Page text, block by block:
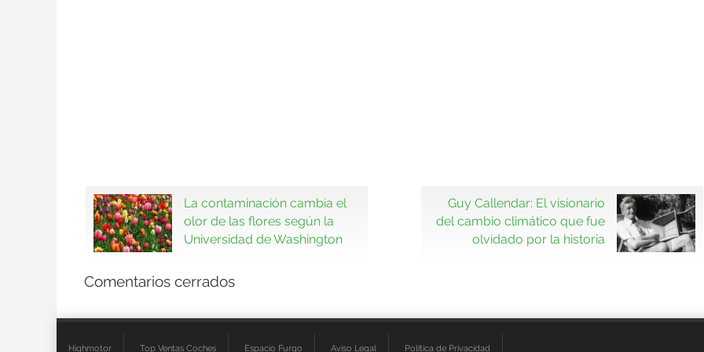
La contaminación cambia el
olor de las flores según la
Universidad de Washington
Guy Callendar: El visionario
del cambio climático que fue
olvidado por la historia
Comentarios cerrados
Highmotor Top Ventas Coches Espacio Furgo Aviso Legal Política de Privacidad